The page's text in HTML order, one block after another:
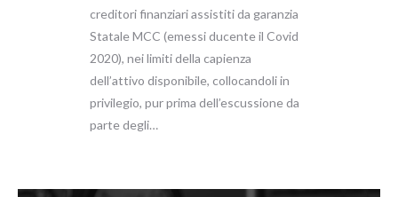
creditori finanziari assistiti da garanzia
Statale MCC (emessi ducente il Covid
2020), nei limiti della capienza
dell’attivo disponibile, collocandoli in
privilegio, pur prima dell’escussione da
parte degli…